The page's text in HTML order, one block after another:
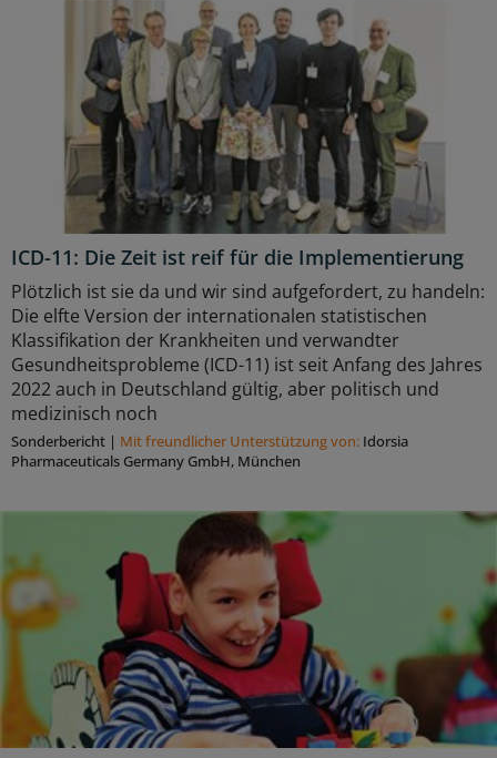
ICD-11: Die Zeit ist reif für die Implementierung
Plötzlich ist sie da und wir sind aufgefordert, zu handeln:
Die elfte Version der internationalen statistischen
Klassifikation der Krankheiten und verwandter
Gesundheitsprobleme (ICD-11) ist seit Anfang des Jahres
2022 auch in Deutschland gültig, aber politisch und
medizinisch noch
Sonderbericht | Mit freundlicher Unterstützung von: Idorsia
Pharmaceuticals Germany GmbH, München